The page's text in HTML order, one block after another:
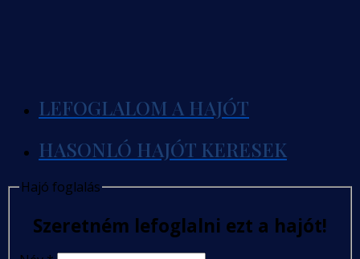
LEFOGLALOM A HAJÓT
HASONLÓ HAJÓT KERESEK
Hajó foglalás
Szeretném lefoglalni ezt a hajót!